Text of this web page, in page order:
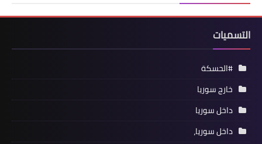
التسميات
#الحسكة
خارج سوريا
داخل سوريا
داخل سوريا،